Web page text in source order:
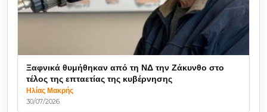
Ξαφνικά θυμήθηκαν από τη ΝΔ την Ζάκυνθο στο
τέλος της επταετίας της κυβέρνησης
Ηλίας Μακρής
30/07/2026